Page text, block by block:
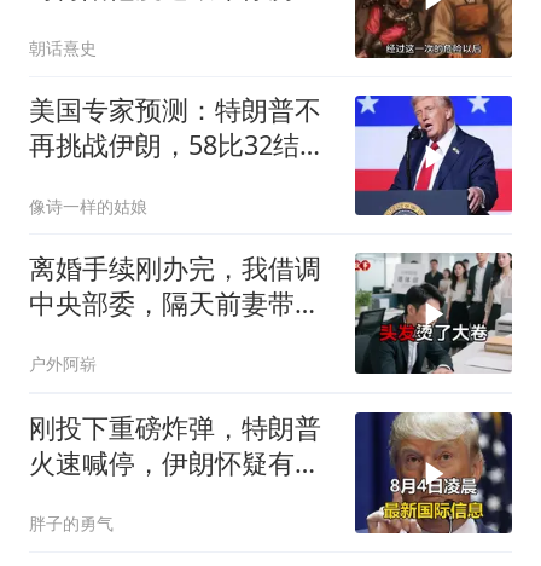
朝话熹史
美国专家预测：特朗普不
再挑战伊朗，58比32结果
像诗一样的姑娘
离婚手续刚办完，我借调
中央部委，隔天前妻带新
户外阿崭
刚投下重磅炸弹，特朗普
火速喊停，伊朗怀疑有
胖子的勇气